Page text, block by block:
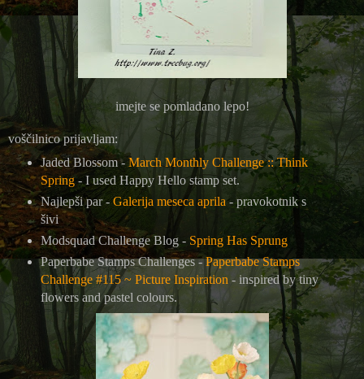
imejte se pomladano lepo!
voščilnico prijavljam:
Jaded Blossom - March Monthly Challenge :: Think
Spring- I used Happy Hello stamp set.
Najlepši par -Galerija meseca aprila- pravokotnik s
šivi
Modsquad Challenge Blog - Spring Has Sprung
Paperbabe Stamps Challenges -Paperbabe Stamps
Challenge #115 ~ Picture Inspiration - inspired by tiny
flowers and pastel colours.